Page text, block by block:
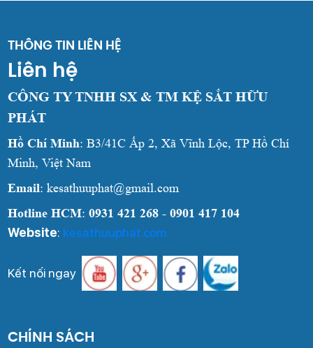
THÔNG TIN LIÊN HỆ
Liên hệ
CÔNG TY TNHH SX & TM KỆ SẮT HỮU
PHÁT
Hồ Chí Minh: B3/41C Ấp 2, Xã Vĩnh Lộc, TP Hồ Chí
Minh, Việt Nam
Email: kesathuuphat@gmail.com
Hotline HCM:0931 421 268 - 0901 417 104
Website: kesathuuphat.com
Kết nối ngay
CHÍNH SÁCH